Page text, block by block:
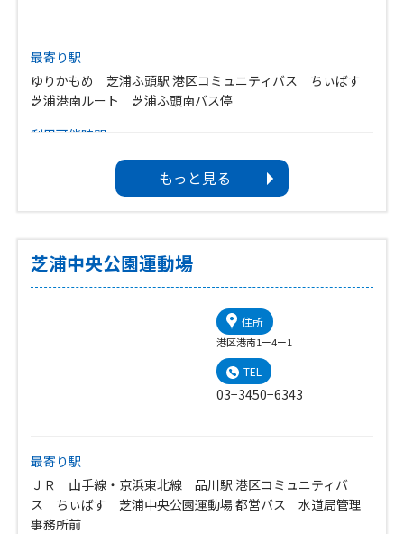
最寄り駅
ゆりかもめ 芝浦ふ頭駅 港区コミュニティバス ちぃばす
芝浦港南ルート 芝浦ふ頭南バス停
利用可能時間
8：00～19：00 ※時期により変わります。
12月31日～1月3日
もっと見る
芝浦中央公園運動場
住所
港区港南1ー4ー1
TEL
03−3450−6343
最寄り駅
ＪＲ 山手線・京浜東北線 品川駅 港区コミュニティバ
ス ちぃばす 芝浦中央公園運動場 都営バス 水道局管理
事務所前